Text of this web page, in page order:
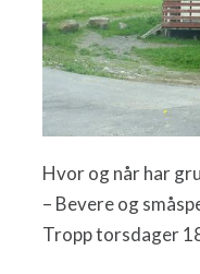
Hvor og når har
– Bevere og
Tropp torsdager